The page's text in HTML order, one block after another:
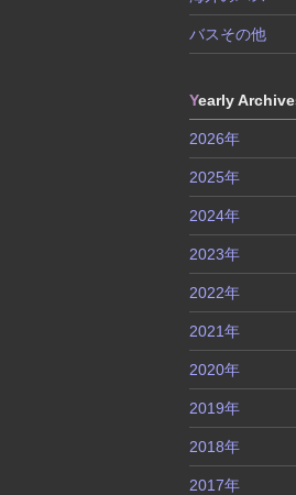
バスその他
Yearly
2026年
2025年
2024年
2023年
2022年
2021年
2020年
2019年
2018年
2017年